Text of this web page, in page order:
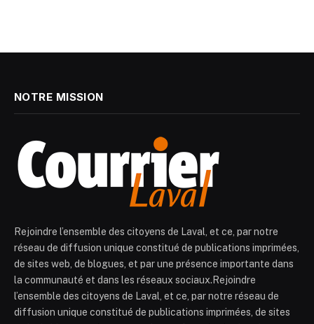
NOTRE MISSION
Rejoindre l’ensemble des citoyens de Laval, et ce, par notre
réseau de diffusion unique constitué de publications imprimées,
de sites web, de blogues, et par une présence importante dans
la communauté et dans les réseaux sociaux.Rejoindre
l’ensemble des citoyens de Laval, et ce, par notre réseau de
diffusion unique constitué de publications imprimées, de sites